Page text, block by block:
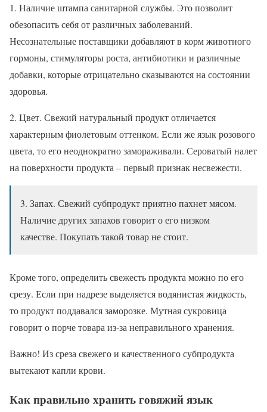
1. Наличие штампа санитарной службы. Это позволит
обезопасить себя от различных заболеваний.
Несознательные поставщики добавляют в корм животного
гормоны, стимуляторы роста, антибиотики и различные
добавки, которые отрицательно сказываются на состоянии
здоровья.
2. Цвет. Свежий натуральный продукт отличается
характерным фиолетовым оттенком. Если же язык розового
цвета, то его неоднократно замораживали. Сероватый налет
на поверхности продукта – первый признак несвежести.
3. Запах. Свежий субпродукт приятно пахнет мясом.
Наличие других запахов говорит о его низком
качестве. Покупать такой товар не стоит.
Кроме того, определить свежесть продукта можно по его
срезу. Если при надрезе выделяется водянистая жидкость,
то продукт поддавался заморозке. Мутная сукровица
говорит о порче товара из-за неправильного хранения.
Важно! Из среза свежего и качественного субпродукта
вытекают капли крови.
Как правильно хранить говяжий язык